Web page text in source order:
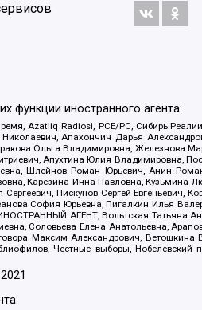
функции иностранного агента:
Azatliq Radiosi, PCE/PC,
Апахончич Дарья
Ольга Владимировна, Железнова
Апухтина Юлия Владимировна,
Шлейнов Роман Юрьевич, Анин
Карезина Инна Павловна,
Пискунов Сергей Евгеньевич,
София Юрьевна, Пигалкин Илья
АГЕНТ, Вольтская Татьяна
Соловьева Елена Анатольевна,
Максим Александрович,
Честные выборы, Нобелевский